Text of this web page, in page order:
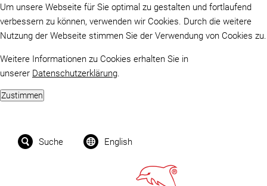
Um unsere Webseite für Sie optimal zu gestalten und fortlaufend
verbessern zu können, verwenden wir Cookies. Durch die weitere
Nutzung der Webseite stimmen Sie der Verwendung von Cookies zu.
Weitere Informationen zu Cookies erhalten Sie in
unserer Datenschutzerklärung.
Suche English